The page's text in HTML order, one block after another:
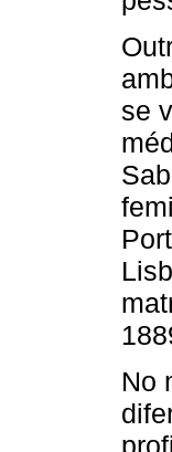
se
No